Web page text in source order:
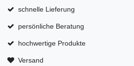
schnelle Lieferung
persönliche Beratung
hochwertige Produkte
Versand